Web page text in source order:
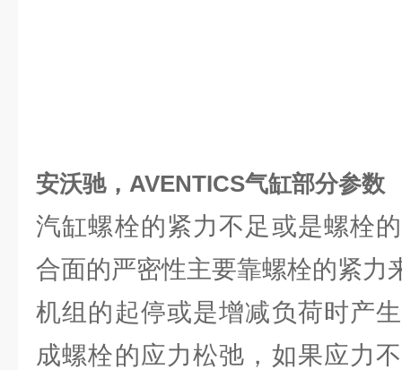
安沃驰，AVENTICS气缸部分参数
汽缸螺栓的紧力不足或是螺栓
合面的严密性主要靠螺栓的紧力
机组的起停或是增减负荷时产
成螺栓的应力松弛，如果应力